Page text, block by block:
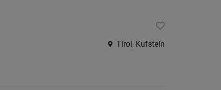
Tirol, Kufstein